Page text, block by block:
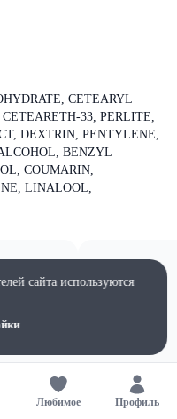
CETEARYL
33, PERLITE,
DEXTRIN, PENTYLENE,
BENZYL
COUMARIN,
LINALOOL,
Любимое Профиль
сайта используются